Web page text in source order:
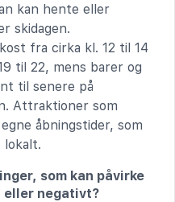
kan hente eller
skidagen.
fra cirka kl. 12 til 14
til 22, mens barer og
til senere på
Attraktioner som
åbningstider, som
lokalt.
som kan påvirke
negativt?